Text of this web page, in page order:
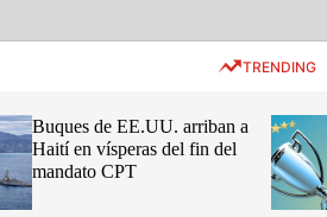
TRENDING
Buques de EE.UU. arriban a
Haití en vísperas del fin del
mandato CPT